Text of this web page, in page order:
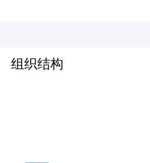
组织结构